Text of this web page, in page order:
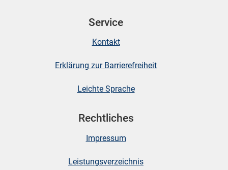
Service
Kontakt
Erklärung zur Barrierefreiheit
Leichte Sprache
Rechtliches
Impressum
Leistungsverzeichnis